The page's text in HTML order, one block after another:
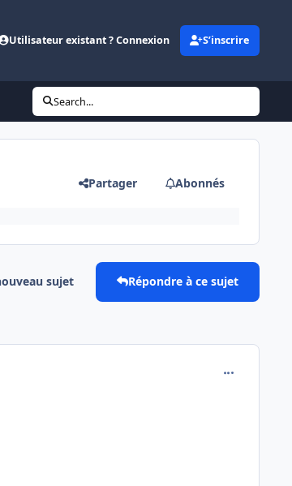
Utilisateur existant ? Connexion S’inscrire
Search...
Partager Abonnés
sujet Répondre à ce sujet